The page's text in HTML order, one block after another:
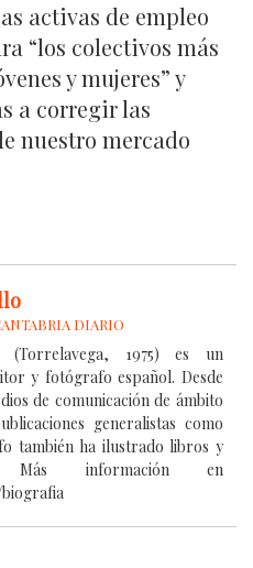
activas de empleo
“los colectivos más
y mujeres” y
a corregir las
nuestro mercado
DIARIO
(Torrelavega, 1975) es un
y fotógrafo español. Desde
de comunicación de ámbito
generalistas como
también ha ilustrado libros y
Más información en